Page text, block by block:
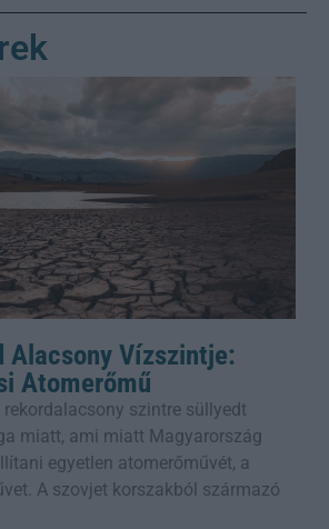
Alacsony Vízszintje:
Atomerőmű
szintre süllyedt
miatt, ami miatt Magyarország
egyetlen atomerőművét, a
A szovjet korszakból származó